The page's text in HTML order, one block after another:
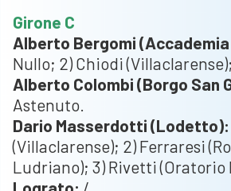
Girone C
Alberto Bergomi
Nullo; 2) Chiodi
Alberto Colombi (Borgo San
Astenuto.
Dario Masserdotti (Lodetto):
(Villaclarense); 2) Ferraresi
Ludriano); 3) Rivetti (Oratorio